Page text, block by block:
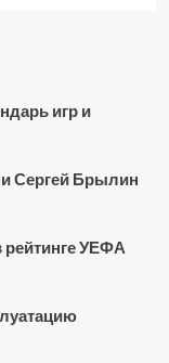
игр и
Сергей Брылин
рейтинге УЕФА